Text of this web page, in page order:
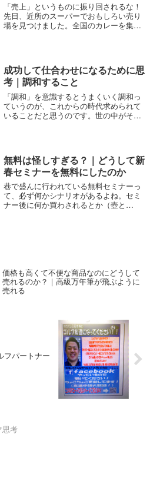
「売上」というものに振り回されるな！
先日、近所のスーパーでおもしろい売り
場を見つけました。全国のカレーを集
い展開だなって思った。「へ...
成功して仕合わせになるために思
考｜調和すること
「調和」を意識するとうまくいく調和っ
ていうのが、これからの時代求められて
いることだと思うのです。世の中がそう
無料は怪しすぎる？｜どうして新
春セミナーを無料にしたのか
巷で盛んに行われている無料セミナーっ
て、必ず何かシナリオがあるよね。セミ
ナー後に何か買わされるとか（壺と
せん。「無料なんて怪しすぎる、なんか
買わされる」って思っている、あなた！
大丈夫です。まったくなにも売りませ
価格も高くて不便な商品なのにどうして
売れるのか？｜高級万年筆が飛ぶように
売れる
フパートナー
思考